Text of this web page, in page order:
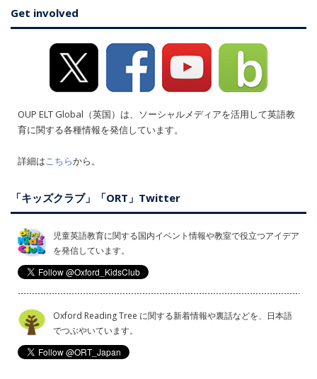
Get involved
OUP ELT Global（英国）は、ソーシャルメディアを活用して英語教
育に関する各種情報を発信しています。
詳細はこちらから。
「キッズクラブ」「ORT」Twitter
児童英語教育に関する国内イベント情報や教室で役立つアイデア
を発信しています。
Oxford Reading Tree に関する新着情報や裏話などを、日本語
でつぶやいています。